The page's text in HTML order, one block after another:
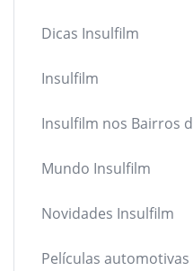
Dicas Insulfilm
Insulfilm
Insulfilm nos Bairros
Mundo Insulfilm
Novidades Insulfilm
Películas automotivas